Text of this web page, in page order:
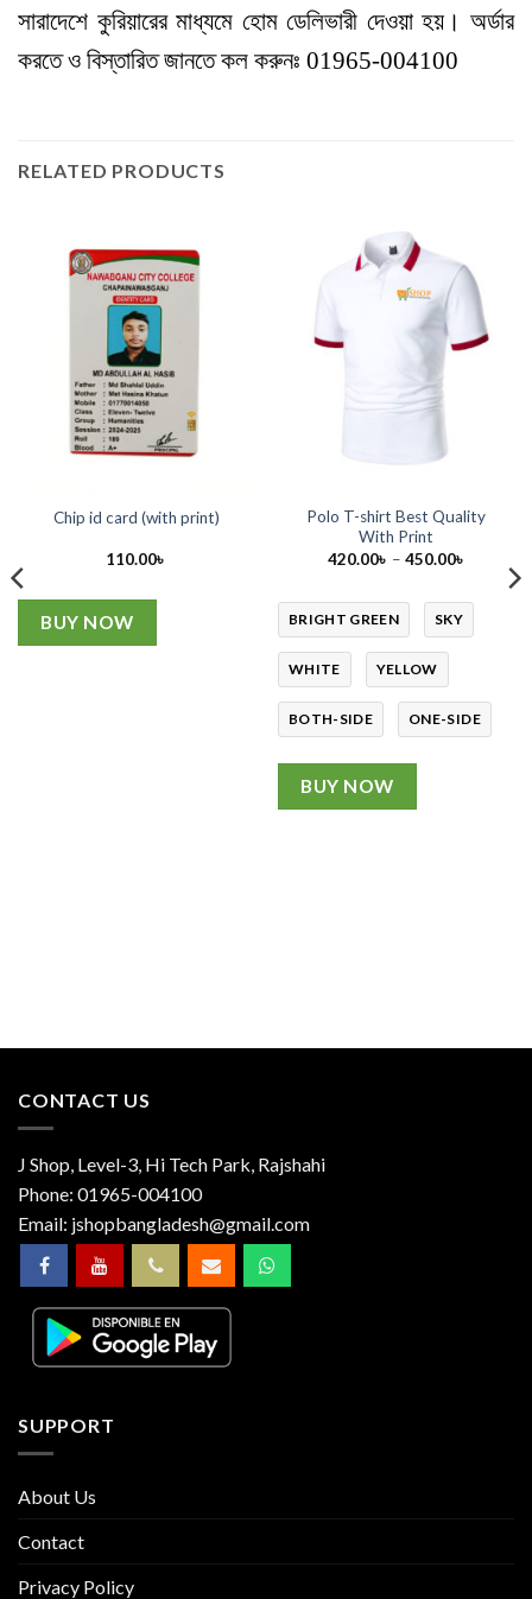
সারাদেশে কুরিয়ারের মাধ্যমে হোম ডেলিভারী দেওয়া হয়। অর্ডার
করতে ও বিস্তারিত জানতে কল করুনঃ 01965-004100
RELATED PRODUCTS
Chip id card (with print)
110.00৳
BUY NOW
Polo T-shirt Best Quality
With Print
420.00৳ – 450.00৳
420.00৳
through
BRIGHT GREEN SKY
WHITE YELLOW
BOTH-SIDE ONE-SIDE
BUY NOW
CONTACT US
J Shop, Level-3, Hi Tech Park, Rajshahi
Phone: 01965-004100
Email: jshopbangladesh@gmail.com
SUPPORT
About Us
Contact
Privacy Policy